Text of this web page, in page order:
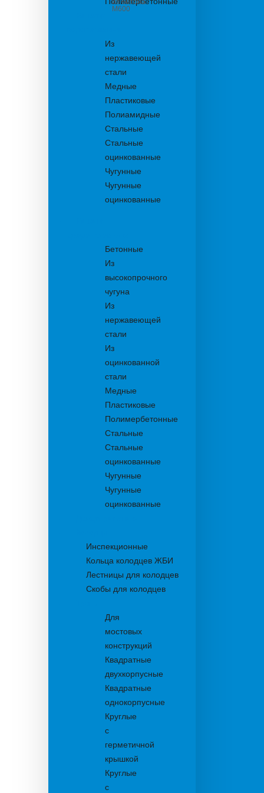
из бетона
М600
Из
нержавеющей
стали
Медные
Пластиковые
Полиамидные
Стальные
Стальные
оцинкованные
Чугунные
Чугунные
оцинкованные
Бетонные
Из
высокопрочного
чугуна
Из
нержавеющей
стали
Из
оцинкованной
стали
Медные
Пластиковые
Полимербетонные
Стальные
Стальные
оцинкованные
Чугунные
Чугунные
оцинкованные
Инспекционные
Кольца колодцев ЖБИ
Лестницы для колодцев
Скобы для колодцев
Для
мостовых
конструкций
Квадратные
двухкорпусные
Квадратные
однокорпусные
Круглые
с
герметичной
крышкой
Круглые
с